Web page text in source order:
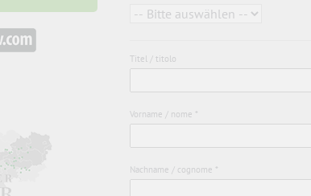
Titel / titolo
Vorname / nome *
Nachname / cognome *